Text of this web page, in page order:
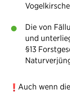
Die von
und
§13
Auch wenn